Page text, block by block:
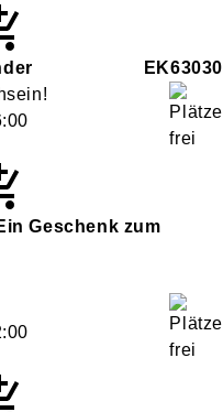
EK63030
Geschenk zum